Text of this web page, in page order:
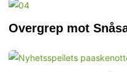
Overgrep mot